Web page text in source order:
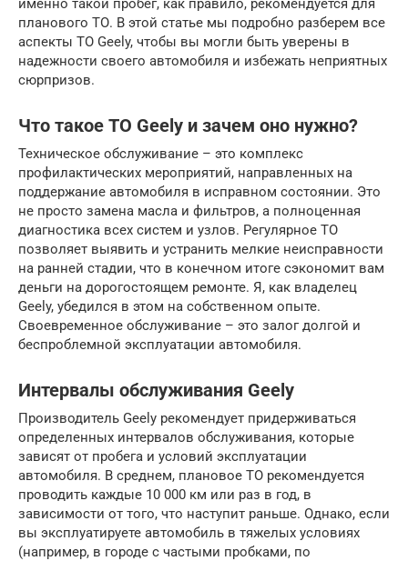
именно такой пробег, как правило, рекомендуется для
планового ТО. В этой статье мы подробно разберем все
аспекты ТО Geely, чтобы вы могли быть уверены в
надежности своего автомобиля и избежать неприятных
сюрпризов.
Что такое ТО Geely и зачем оно нужно?
Техническое обслуживание – это комплекс
профилактических мероприятий, направленных на
поддержание автомобиля в исправном состоянии. Это
не просто замена масла и фильтров, а полноценная
диагностика всех систем и узлов. Регулярное ТО
позволяет выявить и устранить мелкие неисправности
на ранней стадии, что в конечном итоге сэкономит вам
деньги на дорогостоящем ремонте. Я, как владелец
Geely, убедился в этом на собственном опыте.
Своевременное обслуживание – это залог долгой и
беспроблемной эксплуатации автомобиля.
Интервалы обслуживания Geely
Производитель Geely рекомендует придерживаться
определенных интервалов обслуживания, которые
зависят от пробега и условий эксплуатации
автомобиля. В среднем, плановое ТО рекомендуется
проводить каждые 10 000 км или раз в год, в
зависимости от того, что наступит раньше. Однако, если
вы эксплуатируете автомобиль в тяжелых условиях
(например, в городе с частыми пробками, по